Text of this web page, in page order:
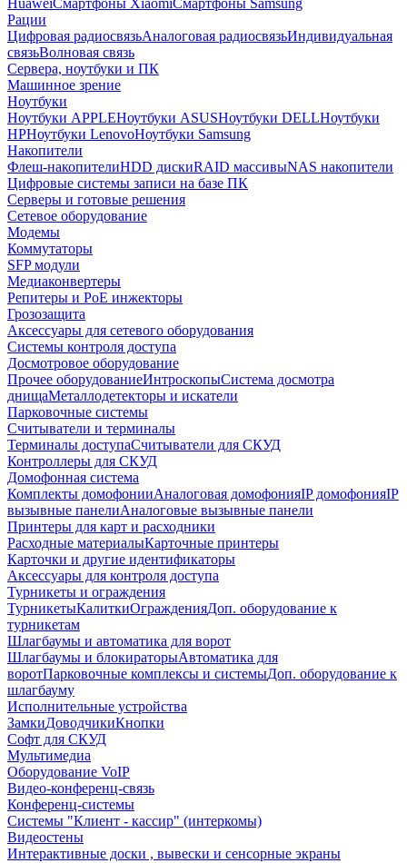
HuaweiСмартфоны XiaomiСмартфоны Samsung
Рации
Цифровая радиосвязьАналоговая радиосвязьИндивидуальная
связьВолновая связь
Сервера, ноутбуки и ПК
Машинное зрение
Ноутбуки
Ноутбуки APPLEНоутбуки ASUSНоутбуки DELLНоутбуки
HPНоутбуки LenovoНоутбуки Samsung
Накопители
Флеш-накопителиHDD дискиRAID массивыNAS накопители
Цифровые системы записи на базе ПК
Серверы и готовые решения
Сетевое оборудование
Модемы
Коммутаторы
SFP модули
Медиаконвертеры
Репитеры и PoE инжекторы
Грозозащита
Аксессуары для сетевого оборудования
Системы контроля доступа
Досмотровое оборудование
Прочее оборудованиеИнтроскопыСистема досмотра
днищаМеталлодетекторы и искатели
Парковочные системы
Считыватели и терминалы
Терминалы доступаСчитыватели для СКУД
Контроллеры для СКУД
Домофонная система
Комплекты домофонииАналоговая домофонияIP домофонияIP
вызывные панелиАналоговые вызывные панели
Принтеры для карт и расходники
Расходные материалыКарточные принтеры
Карточки и другие идентификаторы
Аксессуары для контроля доступа
Турникеты и ограждения
ТурникетыКалиткиОгражденияДоп. оборудование к
турникетам
Шлагбаумы и автоматика для ворот
Шлагбаумы и блокираторыАвтоматика для
воротПарковочные комплексы и системыДоп. оборудование к
шлагбауму
Исполнительные устройства
ЗамкиДоводчикиКнопки
Софт для СКУД
Мультимедиа
Оборудование VoIP
Видео-конференц-связь
Конференц-системы
Системы "Клиент - кассир" (интеркомы)
Видеостены
Интерактивные доски , вывески и сенсорные экраны